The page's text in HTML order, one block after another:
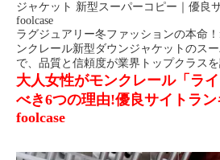
ジャケット 新型スーパーコピー｜優良
foolcase
ラグジュアリー冬ファッションの本命
ンクレール新型ダウンジャケットのス
で、品質と信頼度が業界トップクラスを
大人女性がモンクレール「ラ
べき6つの理由!優良サイトラ
foolcase